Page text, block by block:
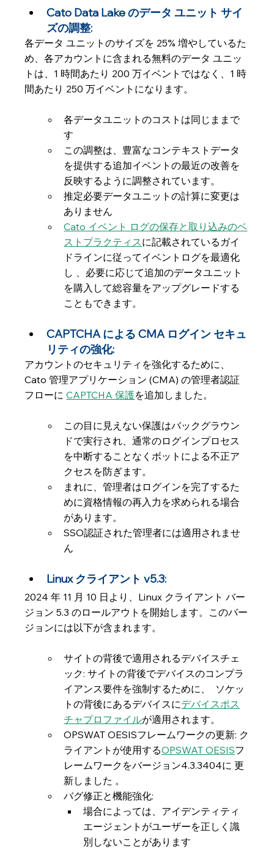
Cato Data Lake のデータ ユニット サイ
ズの調整:
各データ ユニットのサイズを 25% 増やしているた
め、各アカウントに含まれる無料のデータ ユニッ
トは、1 時間あたり 200 万イベントではなく、1 時
間あたり 250 万イベントになります。
各データユニットのコストは同じままで
す
この調整は、豊富なコンテキストデータ
を提供する追加イベントの最近の改善を
反映するように調整されています。
推定必要データユニットの計算に変更は
ありません
Cato イベント ログの保存と取り込みのベ
ストプラクティスに記載されているガイ
ドラインに従ってイベントログを最適化
し 、必要に応じて追加のデータユニット
を購入して総容量をアップグレードする
こともできます。
CAPTCHA による CMA ログイン セキュ
リティの強化:
アカウントのセキュリティを強化するために、
Cato 管理アプリケーション (CMA) の管理者認証
フローに CAPTCHA 保護を追加しました。
この目に見えない保護はバックグラウン
ドで実行され、通常のログインプロセス
を中断することなくボットによる不正ア
クセスを防ぎます。
まれに、管理者はログインを完了するた
めに資格情報の再入力を求められる場合
があります。
SSO認証された管理者には適用されませ
ん
Linux クライアント v5.3:
2024 年 11 月 10 日より、Linux クライアント バー
ジョン 5.3 のロールアウトを開始します。このバー
ジョンには以下が含まれます。
サイトの背後で適用されるデバイスチェ
ック: サイトの背後でデバイスのコンプラ
イアンス要件を強制するために、  ソケッ
トの背後にあるデバイスにデバイスポス
チャプロファイルが適用されます。
OPSWAT OESISフレームワークの更新: ク
ライアントが使用するOPSWAT OESISフ
レームワークをバージョン4.3.3404に 更
新しました 。
バグ修正と機能強化:
場合によっては、アイデンティティ
エージェントがユーザーを正しく識
別しないことがあります